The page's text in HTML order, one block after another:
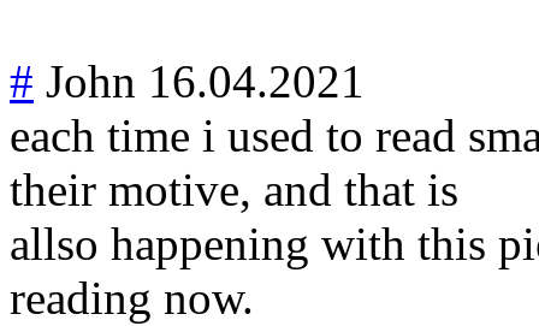
# John 16.04.2021
each time i used to read
their motive, and that is
allso happening with this
reading now.